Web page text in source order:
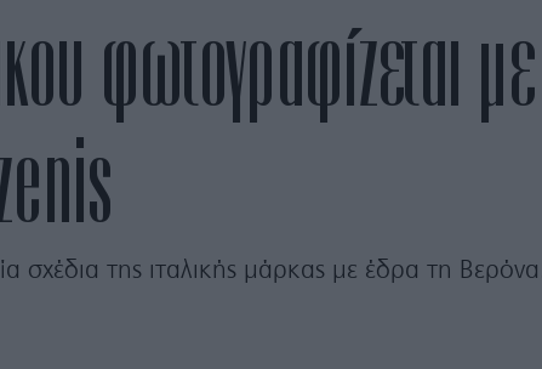
φωτογραφίζεται
σχέδια της ιταλικής μάρκας με έδρα τη